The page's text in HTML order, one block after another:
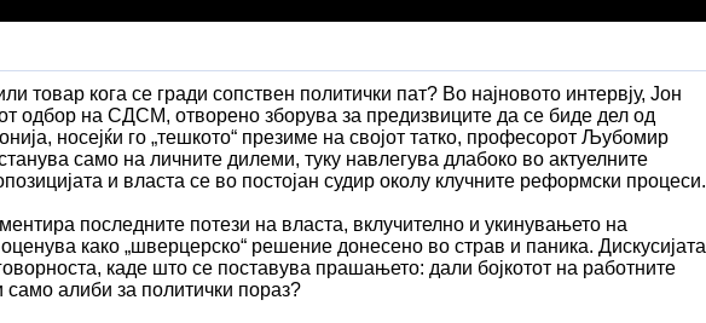
товар кога се гради сопствен политички пат? Во најновото интервју, Јон
одбор на СДСМ, отворено зборува за предизвиците да се биде дел од
носејќи го „тешкото“ презиме на својот татко, професорот Љубомир
само на личните дилеми, туку навлегува длабоко во актуелните
и власта се во постојан судир околу клучните реформски процеси.
последните потези на власта, вклучително и укинувањето на
како „шверцерско“ решение донесено во страв и паника. Дискусијата
каде што се поставува прашањето: дали бојкотот на работните
алиби за политички пораз?